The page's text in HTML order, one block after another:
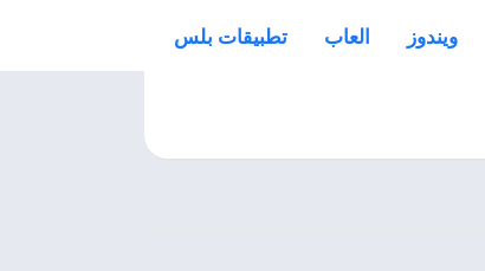
ويندوز العاب تطبيقات بلس